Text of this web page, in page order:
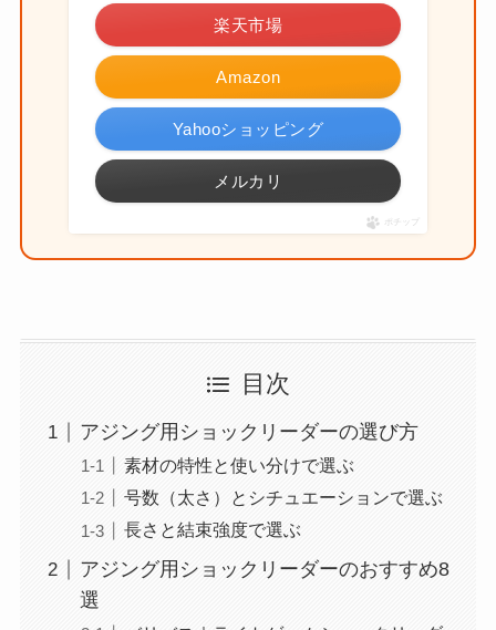
Amazon
楽天市場
Yahooショッピング
メルカリ
ポチップ
目次
アジング用ショックリーダーの選び方
素材の特性と使い分けで選ぶ
号数（太さ）とシチュエーションで選ぶ
長さと結束強度で選ぶ
アジング用ショックリーダーのおすすめ8
選